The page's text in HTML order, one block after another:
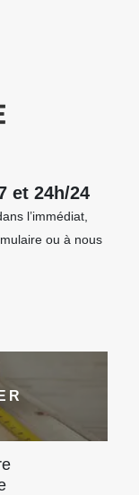
et 24h/24
l’immédiat,
ou à nous